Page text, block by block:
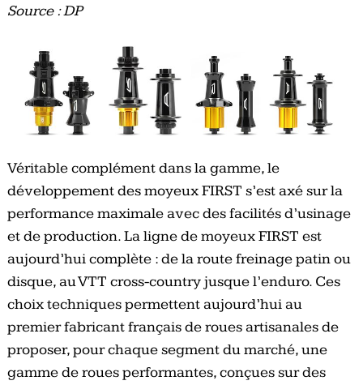
Source : DP
Véritable complément dans la gamme, le
développement des moyeux FIRST s’est axé sur la
performance maximale avec des facilités d’usinage
et de production. La ligne de moyeux FIRST est
aujourd’hui complète : de la route freinage patin ou
disque, au VTT cross-country jusque l’enduro. Ces
choix techniques permettent aujourd’hui au
premier fabricant français de roues artisanales de
proposer, pour chaque segment du marché, une
gamme de roues performantes, conçues sur des